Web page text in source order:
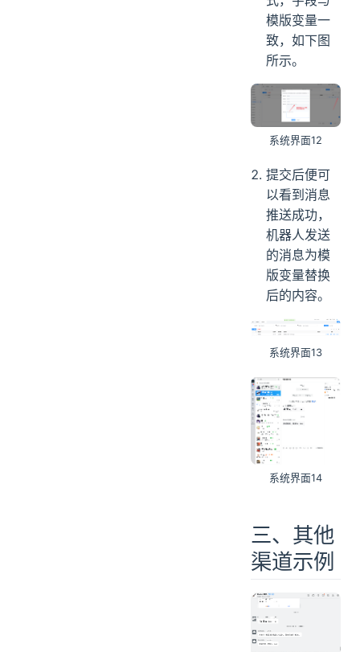
模版变量一
致，如下图
所示。
系统界面12
提交后便可
以看到消息
推送成功，
机器人发送
的消息为模
版变量替换
后的内容。
系统界面13
系统界面14
三、其他
渠道示例